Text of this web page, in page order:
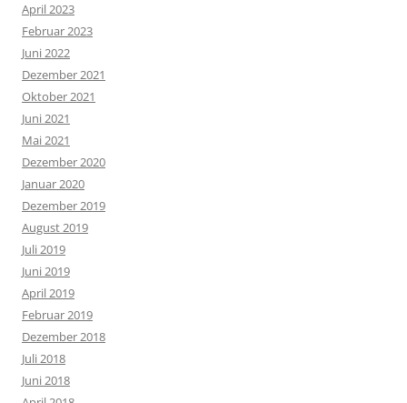
April 2023
Februar 2023
Juni 2022
Dezember 2021
Oktober 2021
Juni 2021
Mai 2021
Dezember 2020
Januar 2020
Dezember 2019
August 2019
Juli 2019
Juni 2019
April 2019
Februar 2019
Dezember 2018
Juli 2018
Juni 2018